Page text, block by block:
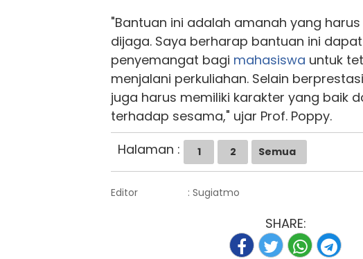
"Bantuan ini adalah amanah yang
dijaga. Saya berharap bantuan ini
penyemangat bagi mahasiswa untuk
menjalani perkuliahan. Selain
juga harus memiliki karakter yang baik
terhadap sesama," ujar Prof. Poppy.
Halaman :
1 2 Semua
Editor : Sugiatmo
SHARE: